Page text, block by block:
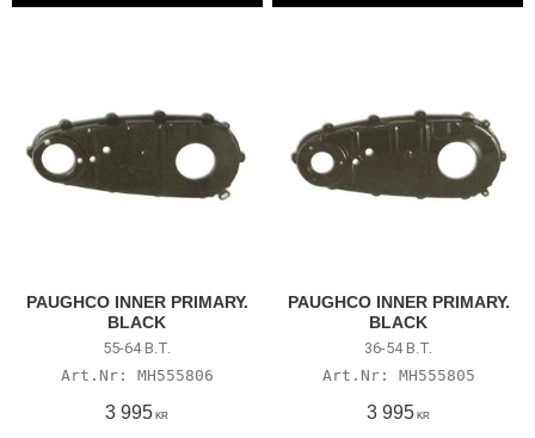
PAUGHCO INNER PRIMARY.
BLACK
55-64 B.T.
MH555806
3 995 KR
PAUGHCO INNER PRIMARY.
BLACK
36-54 B.T.
MH555805
3 995 KR